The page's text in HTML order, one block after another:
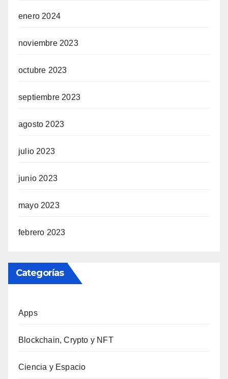
enero 2024
noviembre 2023
octubre 2023
septiembre 2023
agosto 2023
julio 2023
junio 2023
mayo 2023
febrero 2023
Categorías
Apps
Blockchain, Crypto y NFT
Ciencia y Espacio